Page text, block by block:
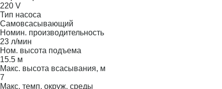
220 V
Тип насоса
Самовсасывающий
Номин. производительность
23 л/мин
Ном. высота подъема
15.5 м
Макс. высота всасывания, м
7
Макс. темп. окруж. среды